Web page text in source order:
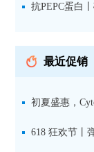
微量元素代谢
抗PEPC蛋白
最近促销
初夏盛惠，
品线放价啦！
618 狂欢节丨